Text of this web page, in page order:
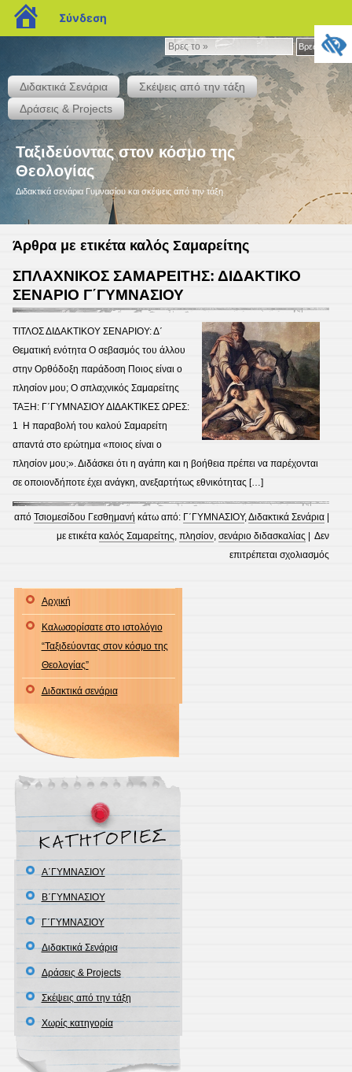
Βρες
το
»
Βρες το »
Διδακτικά Σενάρια
Σκέψεις από την τάξη
Δράσεις & Projects
Ταξιδεύοντας στον κόσμο της
Θεολογίας
Διδακτικά σενάρια Γυμνασίου και σκέψεις από την τάξη
Άρθρα με ετικέτα καλός Σαμαρείτης
ΣΠΛΑΧΝΙΚΟΣ ΣΑΜΑΡΕΙΤΗΣ: ΔΙΔΑΚΤΙΚΟ
ΣΕΝΑΡΙΟ Γ΄ΓΥΜΝΑΣΙΟΥ
ΤΙΤΛΟΣ ΔΙΔΑΚΤΙΚΟΥ ΣΕΝΑΡΙΟΥ: Δ΄
Θεματική ενότητα Ο σεβασμός του άλλου
στην Ορθόδοξη παράδοση Ποιος είναι ο
πλησίον μου; Ο σπλαχνικός Σαμαρείτης
ΤΑΞΗ: Γ΄ΓΥΜΝΑΣΙΟΥ ΔΙΔΑΚΤΙΚΕΣ ΩΡΕΣ:
1 Η παραβολή του καλού Σαμαρείτη
απαντά στο ερώτημα «ποιος είναι ο
πλησίον μου;». Διδάσκει ότι η αγάπη και η βοήθεια πρέπει να παρέχονται
σε οποιονδήποτε έχει ανάγκη, ανεξαρτήτως εθνικότητας […]
απόΤσιομεσίδου Γεσθημανή κάτω από: Γ΄ΓΥΜΝΑΣΙΟΥ,Διδακτικά Σενάρια |
με ετικέτακαλός Σαμαρείτης,πλησίον,σενάριο διδασκαλίας |Δεν
επιτρέπεται σχολιασμός
Αρχική
Καλωσορίσατε στο ιστολόγιο
“Ταξιδεύοντας στον κόσμο της
Θεολογίας”
Διδακτικά σενάρια
Α΄ΓΥΜΝΑΣΙΟΥ
Β΄ΓΥΜΝΑΣΙΟΥ
Γ΄ΓΥΜΝΑΣΙΟΥ
Διδακτικά Σενάρια
Δράσεις & Projects
Σκέψεις από την τάξη
Χωρίς κατηγορία
blogs.sch.gr
Σύνδεση